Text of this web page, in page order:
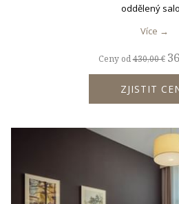
oddělený
Více
Ceny od430,00 €
ZJISTIT